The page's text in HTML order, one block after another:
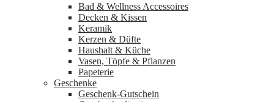
Bad & Wellness Accessoires
Decken & Kissen
Keramik
Kerzen & Düfte
Haushalt & Küche
Vasen, Töpfe & Pflanzen
Papeterie
Geschenke
Geschenk-Gutschein